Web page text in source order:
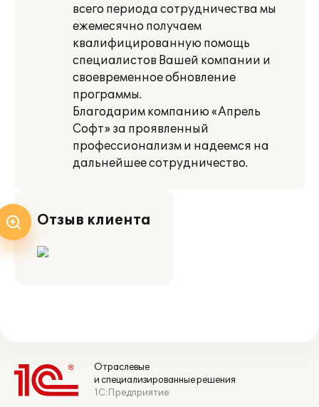
всего периода сотрудничества мы
ежемесячно получаем
квалифицированную помощь
специалистов Вашей компании и
своевременное обновление
программы.
Благодарим компанию «Апрель
Софт» за проявленный
профессионализм и надеемся на
дальнейшее сотрудничество.
Отзыв клиента
Отраслевые
и специализированные решения
1С:Предприятие